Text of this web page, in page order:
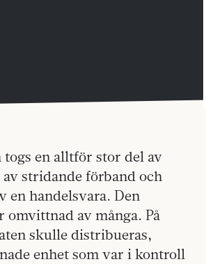
en alltför stor del av
stridande förband och
en handelsvara. Den
omvittnad av många. På
skulle distribueras,
enhet som var i kontroll